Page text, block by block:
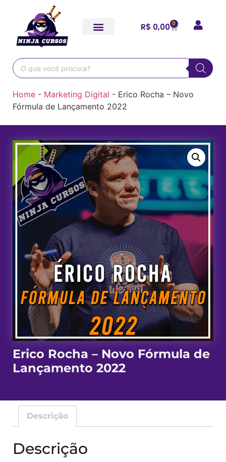
R$ 0,00 0
Home - Marketing Digital - Erico Rocha – Novo
Fórmula de Lançamento 2022
Erico Rocha – Novo Fórmula de
Lançamento 2022
Descrição
Descrição